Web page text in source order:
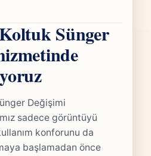
Sünger
Değişimi
sadece görüntüyü
konforunu da
başlamadan önce